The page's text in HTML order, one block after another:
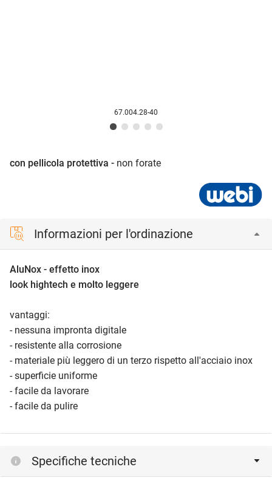
67.004.28-40
con pellicola protettiva - non forate
Informazioni per l'ordinazione
AluNox - effetto inox
look hightech e molto leggere
vantaggi:
- nessuna impronta digitale
- resistente alla corrosione
- materiale più leggero di un terzo rispetto all'acciaio inox
- superficie uniforme
- facile da lavorare
- facile da pulire
Specifiche tecniche